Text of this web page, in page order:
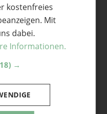
kostenfreies
Mit
dabei.
Informationen.
→